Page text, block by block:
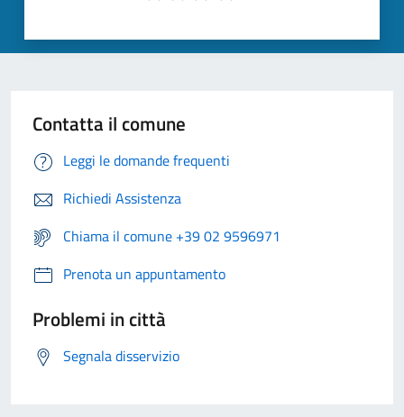
Contatta il comune
Leggi le domande frequenti
Richiedi Assistenza
Chiama il comune +39 02 9596971
Prenota un appuntamento
Problemi in città
Segnala disservizio